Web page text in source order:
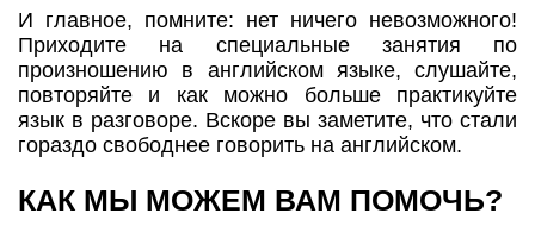
И главное, помните: нет ничего невозможного!
Приходите на специальные занятия по
произношению в английском языке, слушайте,
повторяйте и как можно больше практикуйте
язык в разговоре. Вскоре вы заметите, что стали
гораздо свободнее говорить на английском.
КАК МЫ МОЖЕМ ВАМ ПОМОЧЬ?